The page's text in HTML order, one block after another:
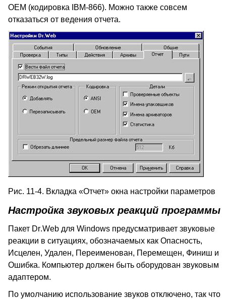
OEM (кодировка IBM-866). Можно также совсем
отказаться от ведения отчета.
Рис. 11-4. Вкладка «Отчет» окна настройки параметров
Настройка звуковых реакций программы
Пакет Dr.Web для Windows предусматривает звуковые
реакции в ситуациях, обозначаемых как Опасность,
Исцелен, Удален, Переименован, Перемещен, Финиш и
Ошибка. Компьютер должен быть оборудован звуковым
адаптером.
По умолчанию использование звуков отключено, так что